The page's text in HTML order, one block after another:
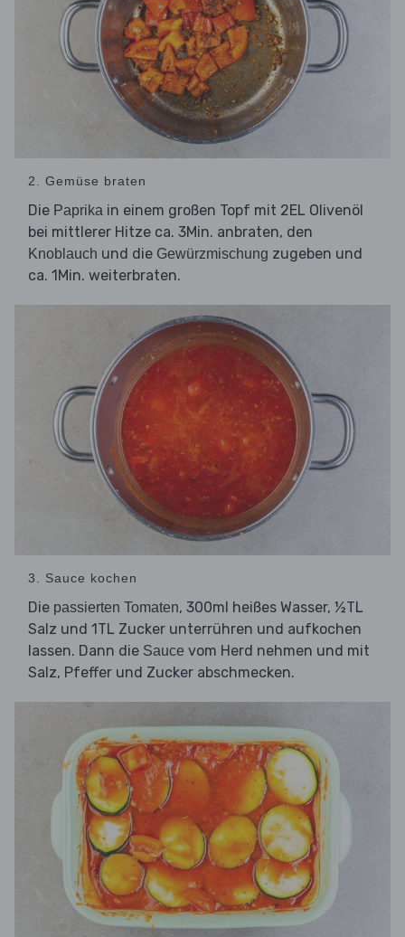
2. Gemüse braten
Die Paprika in einem großen Topf mit 2EL Olivenöl
bei mittlerer Hitze ca. 3Min. anbraten, den
Knoblauch und die Gewürzmischung zugeben und
ca. 1Min. weiterbraten.
3. Sauce kochen
Die passierten Tomaten, 300ml heißes Wasser, ½TL
Salz und 1TL Zucker unterrühren und aufkochen
lassen. Dann die Sauce vom Herd nehmen und mit
Salz, Pfeffer und Zucker abschmecken.